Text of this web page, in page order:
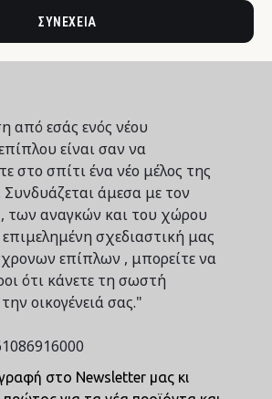
ΣΥΝΈΧΕΙΑ
από εσάς ενός νέου
είναι σαν να
στο σπίτι ένα νέο μέλος της
Συνδυάζεται άμεσα με τον
των αναγκών και του χώρου
σχεδιαστική μας
επίπλων , μπορείτε να
ότι κάνετε τη σωστή
οικογένειά σας."
στο Newsletter μας κι